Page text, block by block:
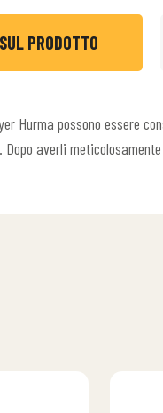
PRODOTTO
Hurma possono essere
averli